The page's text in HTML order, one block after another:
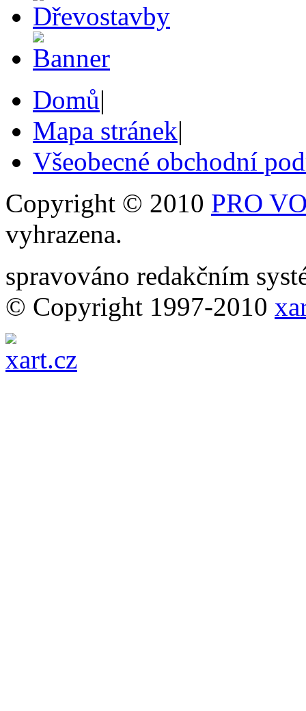
Domů|
Mapa stránek|
Všeobecné obchodní
Copyright © 2010 PRO
vyhrazena.
spravováno redakčním
© Copyright 1997-2010